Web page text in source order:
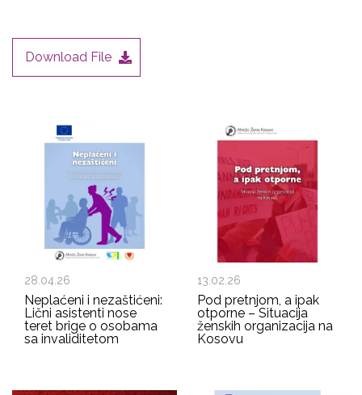
Download File
28.04.26
Neplaćeni i nezaštićeni:
Lični asistenti nose
teret brige o osobama
sa invaliditetom
13.02.26
Pod pretnjom, a ipak
otporne – Situacija
ženskih organizacija na
Kosovu